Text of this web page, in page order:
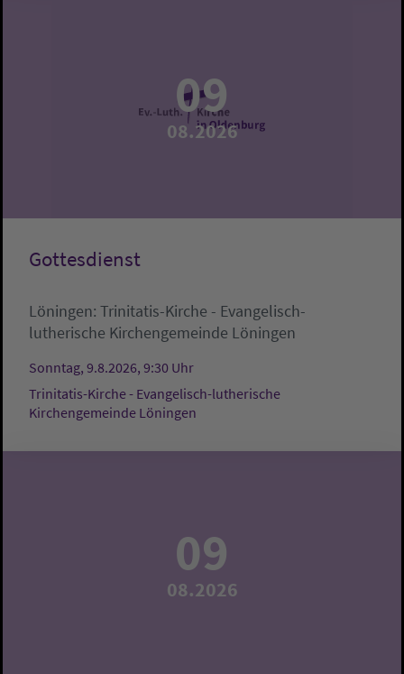
09
08.2026
Gottesdienst
Löningen: Trinitatis-Kirche - Evangelisch-
lutherische Kirchengemeinde Löningen
Sonntag, 9.8.2026, 9:30 Uhr
Trinitatis-Kirche - Evangelisch-lutherische
Kirchengemeinde Löningen
09
08.2026